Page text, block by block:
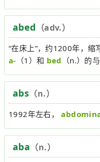
abed （adv.）
“在床上”，约1200年，缩
a- （1）和 bed （n.）的
abs （n.）
1992年左右，
aba （n.）